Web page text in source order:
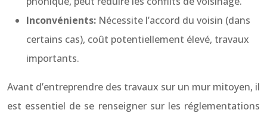
Inconvénients: Nécessite l’accord du voisin (dans
certains cas), coût potentiellement élevé, travaux
importants.
Avant d’entreprendre des travaux sur un mur mitoyen, il
est essentiel de se renseigner sur les réglementations